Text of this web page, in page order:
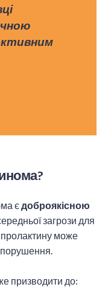
є доброякісною
загрози для
може
призводити до: